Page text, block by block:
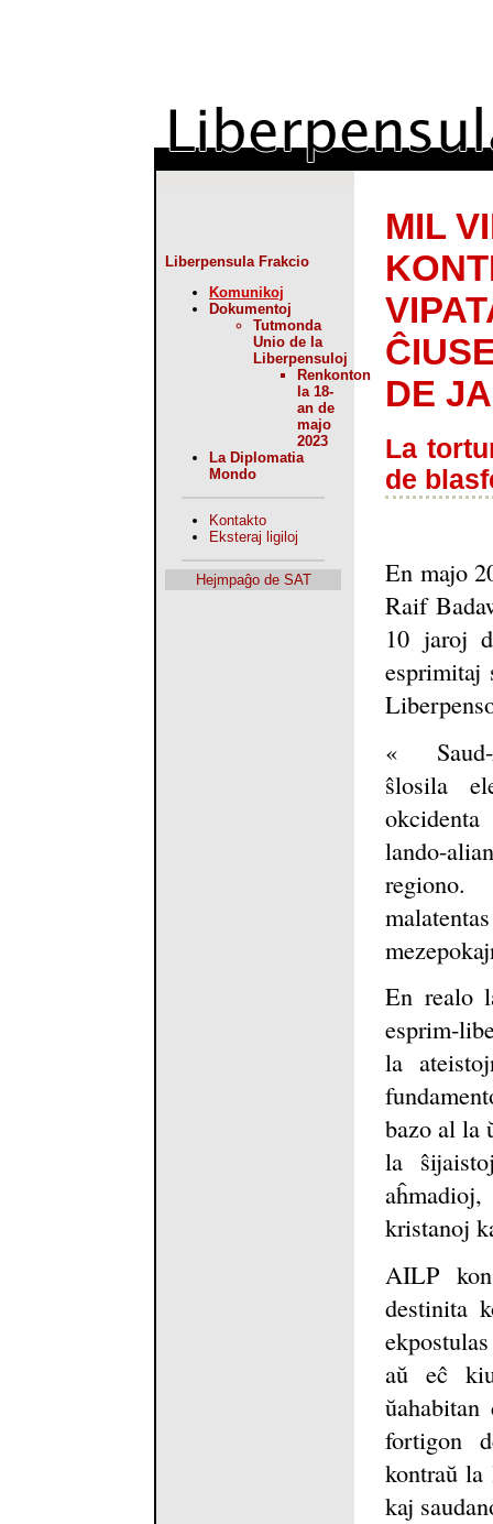
Liberpensula Frakcio
Komunikoj
Dokumentoj
Tutmonda
Unio de la
Liberpensuloj
Renkonton
la 18-
an de
majo
2023
La Diplomatia
Mondo
Kontakto
Eksteraj ligiloj
Hejmpaĝo de SAT
MIL
DE
La
de
En majo
Raif
10 jaroj
«
ŝlosila
lando-
En realo
esprim-
la
bazo al la
la
kristanoj
AILP
destinita
aŭ eĉ
fortigon
kontraŭ la
kaj